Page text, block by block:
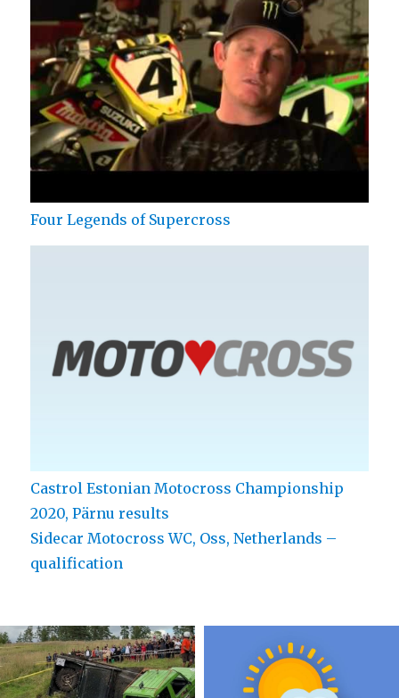
Four Legends of Supercross
Castrol Estonian Motocross Championship
2020, Pärnu results
Sidecar Motocross WC, Oss, Netherlands –
qualification